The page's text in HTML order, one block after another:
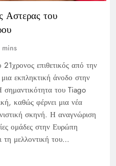
του
mins
επιθετικός από την
εκπληκτική άνοδο στην
σημαντικότητα του Tiago
καθώς φέρνει μια νέα
σκηνή. Η αναγνώριση
ομάδες στην Ευρώπη
τη μελλοντική του…